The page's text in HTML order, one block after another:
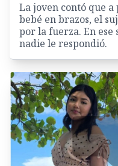
La joven contó que a
bebé en brazos, el
por la fuerza. En
nadie le respondió.